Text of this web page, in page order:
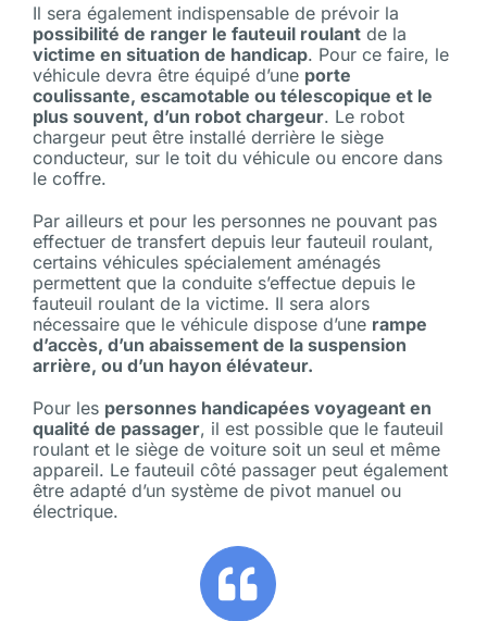
Il sera également indispensable de prévoir la
possibilité de ranger le fauteuil roulant de la
victime en situation de handicap. Pour ce faire, le
véhicule devra être équipé d’une porte
coulissante, escamotable ou télescopique et le
plus souvent, d’un robot chargeur. Le robot
chargeur peut être installé derrière le siège
conducteur, sur le toit du véhicule ou encore dans
le coffre.
Par ailleurs et pour les personnes ne pouvant pas
effectuer de transfert depuis leur fauteuil roulant,
certains véhicules spécialement aménagés
permettent que la conduite s’effectue depuis le
fauteuil roulant de la victime. Il sera alors
nécessaire que le véhicule dispose d’une rampe
d’accès, d’un abaissement de la suspension
arrière, ou d’un hayon élévateur.
Pour les personnes handicapées voyageant en
qualité de passager, il est possible que le fauteuil
roulant et le siège de voiture soit un seul et même
appareil. Le fauteuil côté passager peut également
être adapté d’un système de pivot manuel ou
électrique.